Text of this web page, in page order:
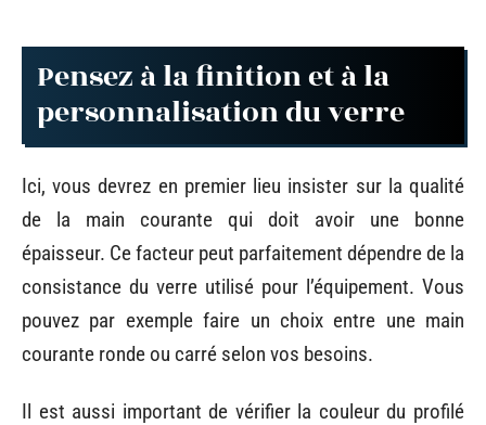
Pensez à la finition et à la
personnalisation du verre
Ici, vous devrez en premier lieu insister sur la qualité
de la main courante qui doit avoir une bonne
épaisseur. Ce facteur peut parfaitement dépendre de la
consistance du verre utilisé pour l’équipement. Vous
pouvez par exemple faire un choix entre une main
courante ronde ou carré selon vos besoins.
Il est aussi important de vérifier la couleur du profilé